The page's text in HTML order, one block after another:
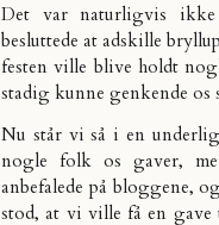
Det var naturligvis
besluttede at adskille
festen ville blive holdt
stadig kunne genkende os
Nu står vi så i en
nogle folk os gaver,
anbefalede på bloggene,
stod, at vi ville få en